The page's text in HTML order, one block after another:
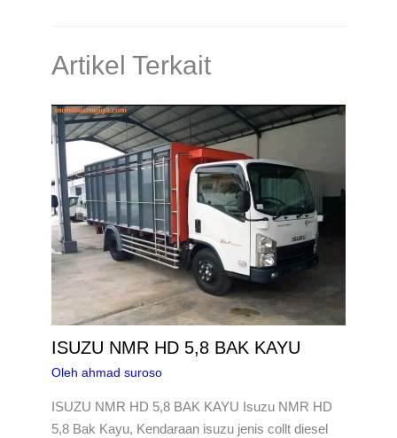
Artikel Terkait
ISUZU NMR HD 5,8 BAK KAYU
Oleh ahmad suroso
ISUZU NMR HD 5,8 BAK KAYU Isuzu NMR HD
5,8 Bak Kayu, Kendaraan isuzu jenis collt diesel